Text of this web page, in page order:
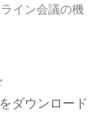
イン会議の機
ダウンロード